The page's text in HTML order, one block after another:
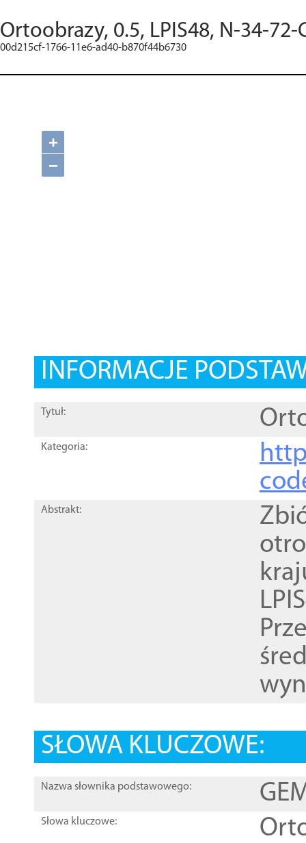
Ortoobrazy, 0.5, LPIS48, N-34-72-
00d215cf-1766-11e6-ad40-b870f44b6730
+
−
INFORMACJE
Tytuł:
Kategoria:
Abstrakt:
SŁOWA KLUCZOWE:
Nazwa słownika podstawowego:
Słowa kluczowe: